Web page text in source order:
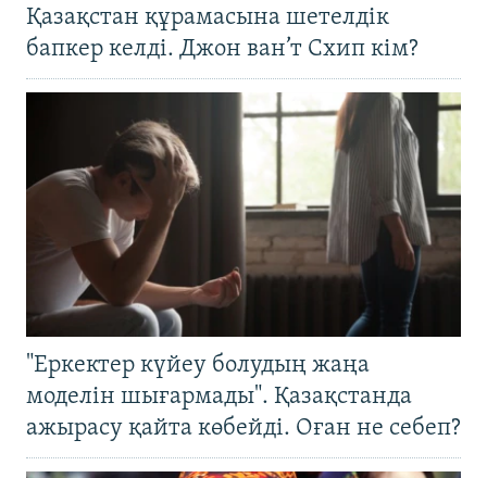
Қазақстан құрамасына шетелдік
бапкер келді. Джон ван’т Схип кім?
"Еркектер күйеу болудың жаңа
моделін шығармады". Қазақстанда
ажырасу қайта көбейді. Оған не себеп?